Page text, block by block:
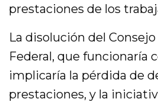
prestaciones de los
La disolución del
Federal, que funcionaría
implicaría la pérdida de
prestaciones, y la